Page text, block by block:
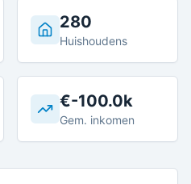
280
Huishoudens
€-100.0k
Gem. inkomen